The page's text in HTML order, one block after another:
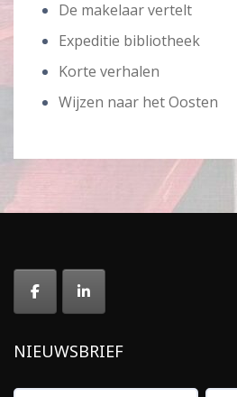
De makelaar vertelt
Expeditie bibliotheek
Korte verhalen
Wijzen naar het Oosten
NIEUWSBRIEF